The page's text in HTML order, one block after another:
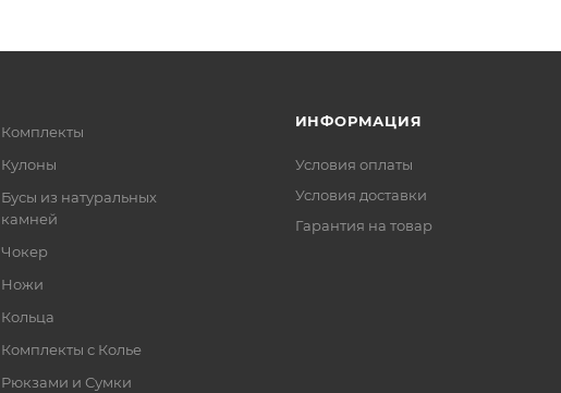
Комплекты
Кулоны
Бусы из натуральных
камней
Чокер
Ножи
Кольца
Комплекты с Колье
Рюкзами и Сумки
ИНФОРМАЦИЯ
Условия оплаты
Условия доставки
Гарантия на товар